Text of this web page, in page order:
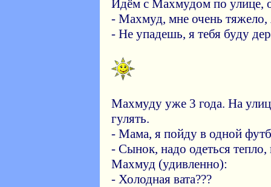
Идём с Махмудом по улице,
- Махмуд, мне очень тяжело,
- Не упадешь, я тебя буду
Махмуду уже 3 года. На
гулять.
- Мама, я пойду в одной
- Сынок, надо одеться тепло,
Махмуд (удивленно):
- Холодная вата???